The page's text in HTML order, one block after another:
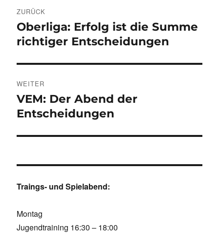
ZURÜCK
Vorheriger
Beitrag:
Oberliga: Erfolg ist die Summe
richtiger Entscheidungen
WEITER
Nächster
Beitrag:
VEM: Der Abend der
Entscheidungen
Traings- und Spielabend:
Montag
Jugendtraining 16:30 – 18:00